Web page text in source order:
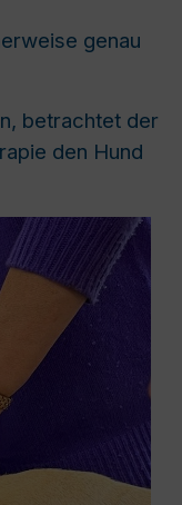
genau
betrachtet der
den Hund